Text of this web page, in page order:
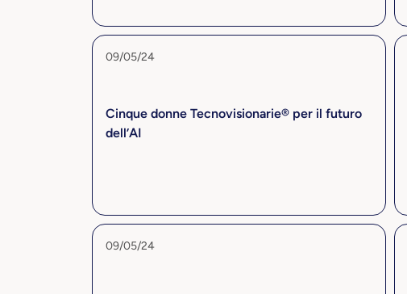
09/05/24
Cinque donne Tecnovisionarie® per il futuro
dell’AI
09/05/24